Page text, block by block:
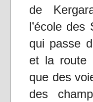
de
l’école
qui passe
et la route
que des
des